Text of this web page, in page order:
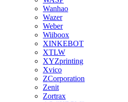
Wanhao
Wazer
Weber
Wiiboox
XINKEBOT
XTLW
XYZprinting
Xvico
ZCorporation
Zenit
Zortrax